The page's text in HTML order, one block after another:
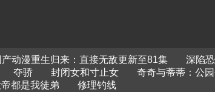
产动漫重生归来：直接无敌更新至81集 深陷
夺骄 封闭女和寸止女 奇奇与蒂蒂：公
都是我徒弟 修理钓线